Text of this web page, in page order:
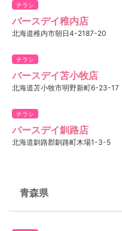
チラシ
バースデイ稚内店
北海道稚内市朝日4-2187-20
チラシ
バースデイ苫小牧店
北海道苫小牧市明野新町6-23-17
チラシ
バースデイ釧路店
北海道釧路郡釧路町木場1-3-5
青森県